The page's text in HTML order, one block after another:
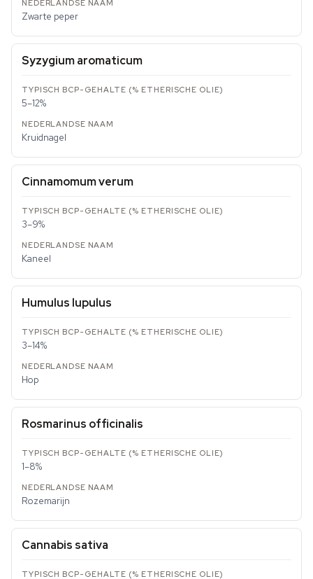
Zwarte peper
Syzygium aromaticum
5–12%
Kruidnagel
Cinnamomum verum
3–9%
Kaneel
Humulus lupulus
3–14%
Hop
Rosmarinus officinalis
1–8%
Rozemarijn
Cannabis sativa